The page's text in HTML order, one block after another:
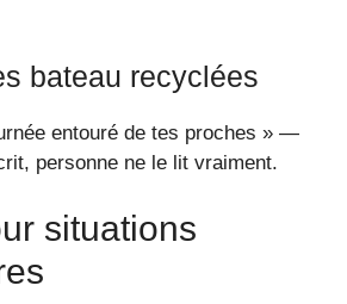
bateau recyclées
entouré de tes proches » —
personne ne le lit vraiment.
situations